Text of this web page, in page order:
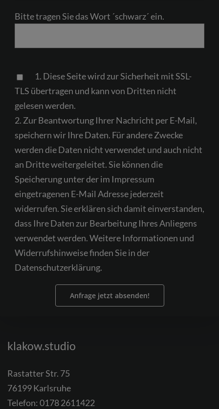
Bitte tragen Sie das Wort ´schwarz´ ein.
leave
this
field
empty.
1. Diese Seite wird zur Sicherheit mit SSL-
TLS übertragen und kann von Dritten nicht
gelesen werden.
2. Zur Beantwortung Ihrer Nachricht per E-Mail,
speichern wir Ihre Daten. Für andere Zwecke
werden die Daten nicht verwendet und auch nicht
an Dritte weitergeleitet. Sie können die
Speicherung unter der im Impressum
eingetragenen E-Mail Adresse jederzeit
widerrufen. Sie erklären sich damit einverstanden,
dass Ihre Daten zur Bearbeitung Ihres Anliegens
verwendet werden. Weitere Informationen und
Widerrufshinweise finden Sie in der
Datenschutzerklärung.
klakow.studio
Rastatter Str. 75
76199 Karlsruhe
Telefon:0178 2611422